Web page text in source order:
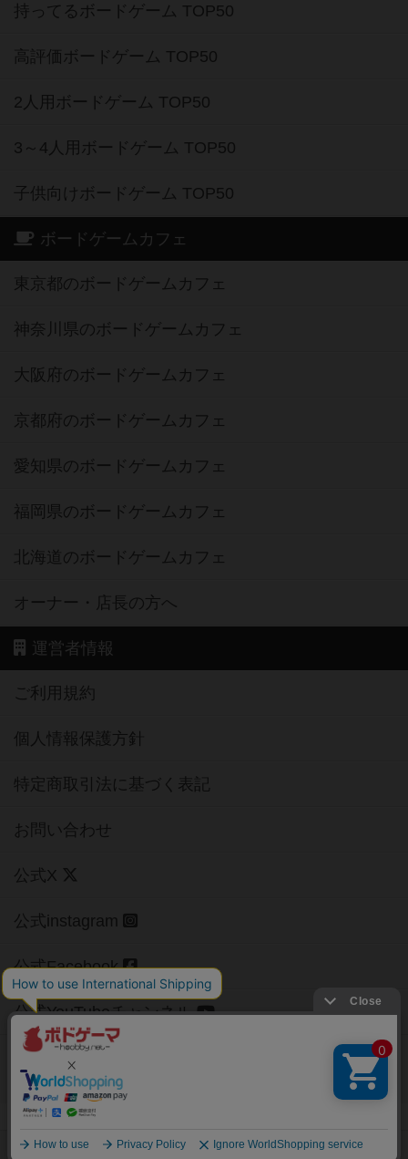
持ってるボードゲーム TOP50
高評価ボードゲーム TOP50
2人用ボードゲーム TOP50
3～4人用ボードゲーム TOP50
子供向けボードゲーム TOP50
ボードゲームカフェ
東京都のボードゲームカフェ
神奈川県のボードゲームカフェ
大阪府のボードゲームカフェ
京都府のボードゲームカフェ
愛知県のボードゲームカフェ
福岡県のボードゲームカフェ
北海道のボードゲームカフェ
オーナー・店長の方へ
運営者情報
ご利用規約
個人情報保護方針
特定商取引法に基づく表記
お問い合わせ
公式X
公式instagram
公式Facebook
公式YouTubeチャンネル